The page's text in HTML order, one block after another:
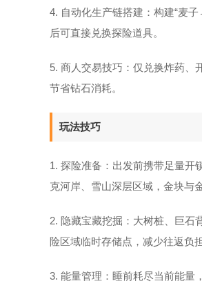
4. 自动化生产链搭建：构建“麦
后可直接兑换探险道具。
5. 商人交易技巧：仅兑换炸药、
节省钻石消耗。
玩法技巧
1. 探险准备：出发前携带足量开
克河岸、雪山深层区域，金块与
2. 隐藏宝藏挖掘：大树桩、巨石
险区域临时存储点，减少往返负担
3. 能量管理：睡前耗尽当前能量